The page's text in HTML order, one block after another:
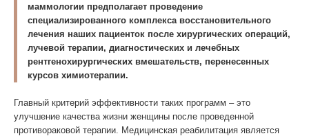
маммологии предполагает проведение
специализированного комплекса восстановительного
лечения наших пациенток после хирургических операций,
лучевой терапии, диагностических и лечебных
рентгенохирургических вмешательств, перенесенных
курсов химиотерапии.
Главный критерий эффективности таких программ – это
улучшение качества жизни женщины после проведенной
противораковой терапии. Медицинская реабилитация является